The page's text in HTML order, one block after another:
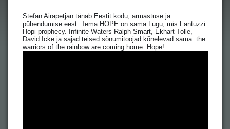
Stefan Airapetjan tänab Eestit kodu, armastuse ja
pühendumise eest. Tema HOPE on sama Lugu, mis Fantuzzi
Hopi prophecy. Infinite Waters Ralph Smart, Ekhart Tolle,
David Icke ja sajad teised sõnumitoojad kõnelevad sama: the
warriors of the rainbow are coming home. Hope!